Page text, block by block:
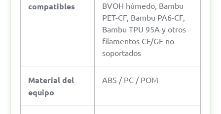
compatibles
BVOH húmedo, Bambu
PET-CF, Bambu PA6-CF,
Bambu TPU 95A y otros
filamentos CF/GF no
soportados
Material del
equipo
ABS / PC / POM